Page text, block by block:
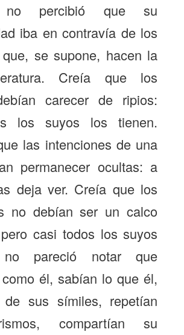
no percibió que su
iba en contravía de los
se supone, hacen la
Creía que los
carecer de ripios:
los suyos los tienen.
las intenciones de una
permanecer ocultas: a
deja ver. Creía que los
no debían ser un calco
casi todos los suyos
pareció notar que
él, sabían lo que él,
de sus símiles, repetían
compartían su